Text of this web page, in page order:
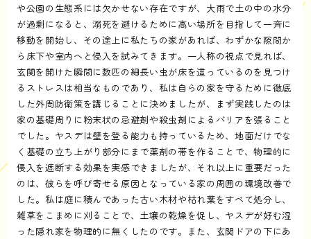
や公園の生態系には欠かせない存在ですが、大雨で土の中の水分
が過剰になると、溺死を避けるために高い場所を目指して一斉に
移動を開始し、その途上に私たちの家があれば、わずかな隙間か
ら床下や室内へと侵入を試みてきます。一人称の視点で見れば、
玄関を開けた瞬間に数匹の細長い虫が床を這っているのを見つけ
るストレスは相当なものであり、私は自らの家を守るために徹底
した外周防衛策を講じることに決めましたが、まず実践したのは
家の基礎周りに粉末状の忌避剤や殺虫剤によるバリアを張ること
でした。ヤスデは壁を登る能力も持っているため、地面だけでな
く基礎の立ち上がり部分にまで薬剤の帯を作ることで、物理的に
侵入を遮断する効果を実感できましたが、それ以上に重要だった
のは、彼らを呼び寄せる原因となっている家の周囲の環境改善で
した。私は庭に積んであった古い木材や枯れ葉をすべて処分し、
雑草をこまめに刈ることで、土壌の乾燥を促し、ヤスデが好む湿
った隠れ家を物理的に無くしたのです。また、玄関ドアの下にあ